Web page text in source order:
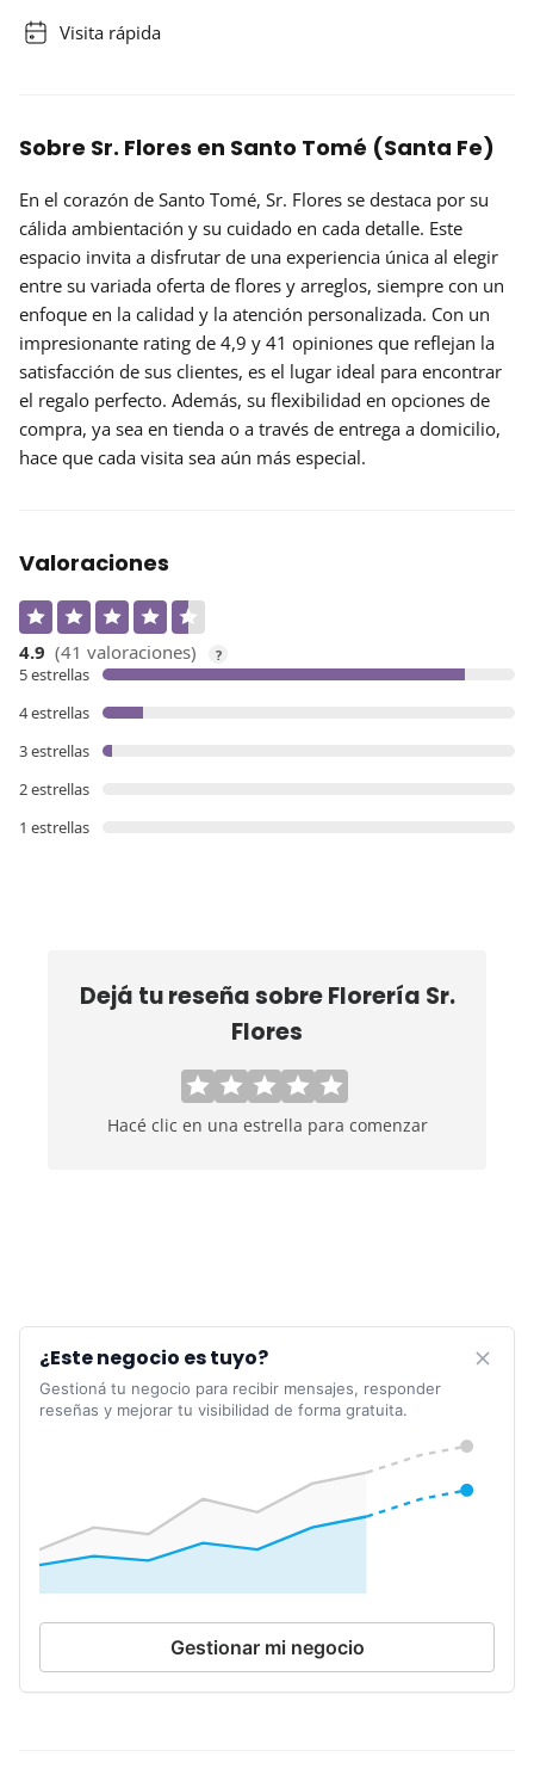
Visita rápida
Sobre Sr. Flores en Santo Tomé (Santa Fe)
En el corazón de Santo Tomé, Sr. Flores se destaca por su
cálida ambientación y su cuidado en cada detalle. Este
espacio invita a disfrutar de una experiencia única al elegir
entre su variada oferta de flores y arreglos, siempre con un
enfoque en la calidad y la atención personalizada. Con un
impresionante rating de 4,9 y 41 opiniones que reflejan la
satisfacción de sus clientes, es el lugar ideal para encontrar
el regalo perfecto. Además, su flexibilidad en opciones de
compra, ya sea en tienda o a través de entrega a domicilio,
hace que cada visita sea aún más especial.
Valoraciones
4.9 (41 valoraciones) ?
5 estrellas
4 estrellas
3 estrellas
2 estrellas
1 estrellas
Dejá tu reseña sobreFlorería Sr.
Flores
Hacé clic en una estrella para comenzar
¿Este negocio es tuyo?
Gestioná tu negocio para recibir mensajes, responder
reseñas y mejorar tu visibilidad de forma gratuita.
Gestionar mi negocio